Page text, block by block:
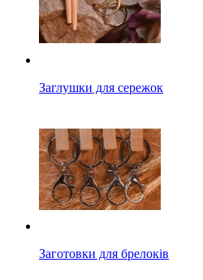
Заглушки для сережок
Заготовки для брелоків